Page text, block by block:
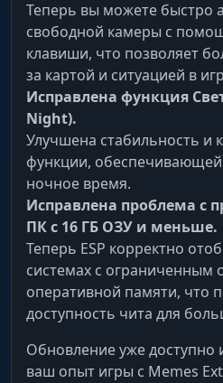
Теперь вы можете быстро
свободной камеры с
клавиши, что позволяет
за картой и ситуацией в
Исправлена функция
Night).
Улучшена стабильность и
функции,
ночное время.
Исправлена проблема с
ПК с 16 ГБ ОЗУ и меньше.
Теперь ESP корректно
системах с ограниченным
оперативной памяти, что
доступность чита для
Обновление уже доступно
ваш опыт игры с Memes